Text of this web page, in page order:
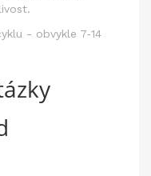
- obvykle 7‑14